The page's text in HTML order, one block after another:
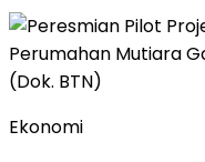
Ekonomi